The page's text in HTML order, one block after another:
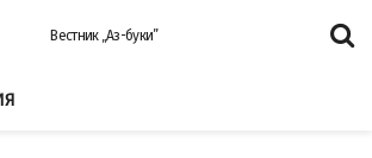
Вестник „Аз-буки”